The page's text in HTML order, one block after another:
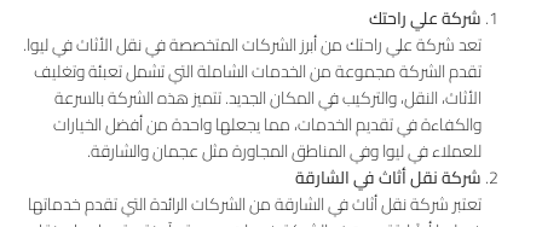
شركة علي راحتك
تعد شركة علي راحتك من أبرز الشركات المتخصصة في نقل الأثاث في ليوا.
تقدم الشركة مجموعة من الخدمات الشاملة التي تشمل تعبئة وتغليف
الأثاث، النقل، والتركيب في المكان الجديد. تتميز هذه الشركة بالسرعة
والكفاءة في تقديم الخدمات، مما يجعلها واحدة من أفضل الخيارات
للعملاء في ليوا وفي المناطق المجاورة مثل عجمان والشارقة.
شركة نقل أثاث في الشارقة
تعتبر شركة نقل أثاث في الشارقة من الشركات الرائدة التي تقدم خدماتها